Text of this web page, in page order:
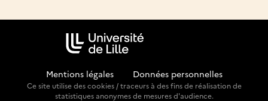
Mentions légales Données personnelles
Ce site utilise des cookies / traceurs à des fins de réalisation de
statistiques anonymes de mesures d'audience.